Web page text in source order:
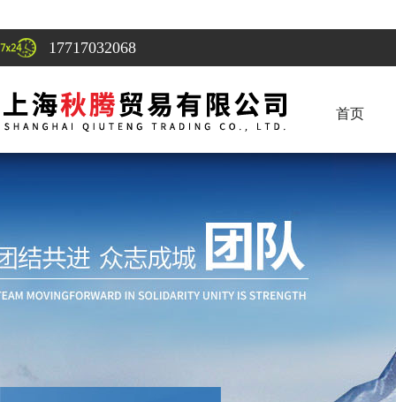
17717032068
首页